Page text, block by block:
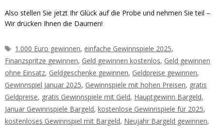
Also stellen Sie jetzt Ihr Glück auf die Probe und nehmen Sie teil –
Wir drücken Ihnen die Daumen!
Schlagwörter
1.000 Euro gewinnen, einfache Gewinnspiele 2025,
Finanzspritze gewinnen, Geld gewinnen kostenlos, Geld gewinnen
ohne Einsatz, Geldgeschenke gewinnen, Geldpreise gewinnen,
Gewinnspiel Januar 2025, Gewinnspiele mit hohen Preisen, gratis
Geldpreise, gratis Gewinnspiele mit Geld, Hauptgewinn Bargeld,
Januar Gewinnspiele Bargeld, kostenlose Gewinnspiele für 2025,
kostenloses Gewinnspiel mit Bargeld, Neujahr Bargeld gewinnen,